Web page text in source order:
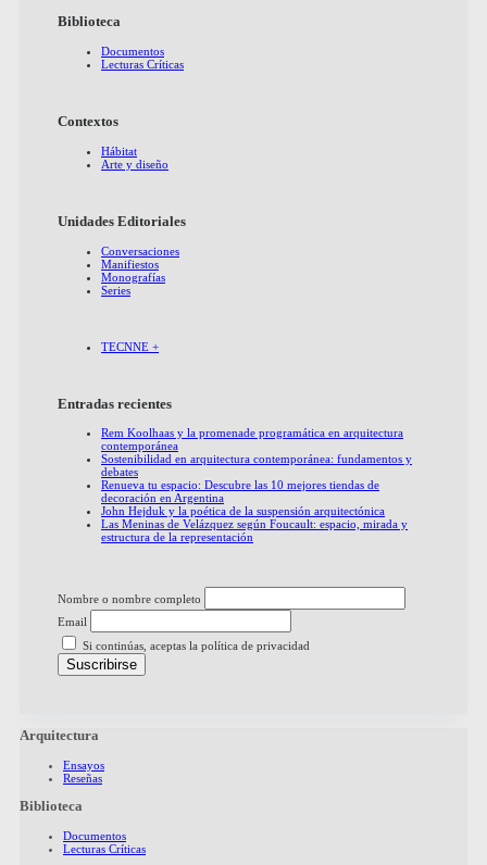
Biblioteca
Documentos
Lecturas Críticas
Contextos
Hábitat
Arte y diseño
Unidades Editoriales
Conversaciones
Manifiestos
Monografías
Series
TECNNE +
Entradas recientes
Rem Koolhaas y la promenade programática en arquitectura
contemporánea
Sostenibilidad en arquitectura contemporánea: fundamentos y
debates
Renueva tu espacio: Descubre las 10 mejores tiendas de
decoración en Argentina
John Hejduk y la poética de la suspensión arquitectónica
Las Meninas de Velázquez según Foucault: espacio, mirada y
estructura de la representación
Nombre o nombre completo
Email
Si continúas, aceptas la política de privacidad
Arquitectura
Ensayos
Reseñas
Biblioteca
Documentos
Lecturas Críticas